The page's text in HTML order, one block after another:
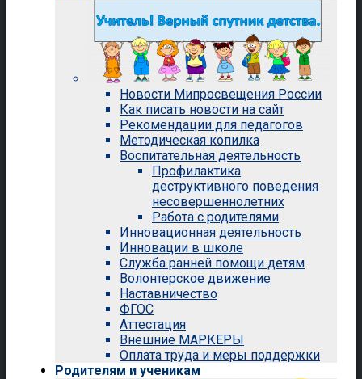
Новости Мипросвещения России
Как писать новости на сайт
Рекомендации для педагогов
Методическая копилка
Воспитательная деятельность
Профилактика
деструктивного поведения
несовершеннолетних
Работа с родителями
Инновационная деятельность
Инновации в школе
Служба ранней помощи детям
Волонтерское движение
Наставничество
ФГОС
Аттестация
Внешние МАРКЕРЫ
Оплата труда и меры поддержки
Родителям и ученикам